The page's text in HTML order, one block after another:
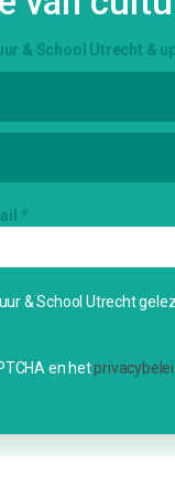
indienen
& School Utrecht &
*
& School Utrecht
en het